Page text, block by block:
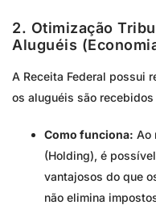
2. Otimização
Aluguéis
A Receita Federal possui
os aluguéis são
Como funciona: Ao
(Holding), é
vantajosos do que
não elimina